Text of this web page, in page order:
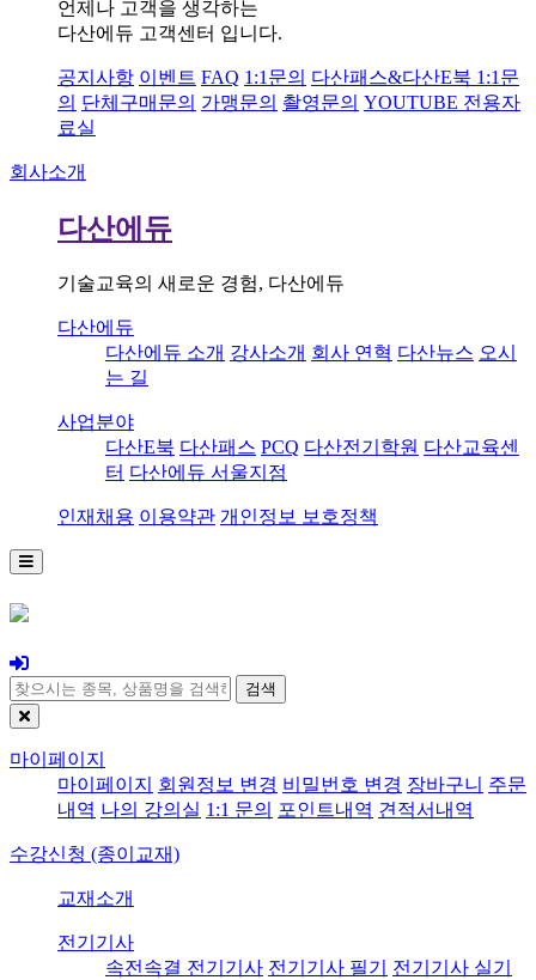
언제나 고객을 생각하는
다산에듀 고객센터 입니다.
공지사항 이벤트 FAQ 1:1문의 다산패스&다산E북 1:1문
의 단체구매문의 가맹문의 촬영문의 YOUTUBE 전용자
료실
회사소개
다산에듀
기술교육의 새로운 경험, 다산에듀
다산에듀
다산에듀 소개 강사소개 회사 연혁 다산뉴스 오시
는 길
사업분야
다산E북 다산패스 PCQ 다산전기학원 다산교육센
터 다산에듀 서울지점
인재채용 이용약관 개인정보 보호정책
검색
마이페이지
마이페이지
회원정보 변경 비밀번호 변경 장바구니 주문
내역 나의 강의실 1:1 문의 포인트내역 견적서내역
수강신청 (종이교재)
교재소개
전기기사
속전속결 전기기사 전기기사 필기 전기기사 실기